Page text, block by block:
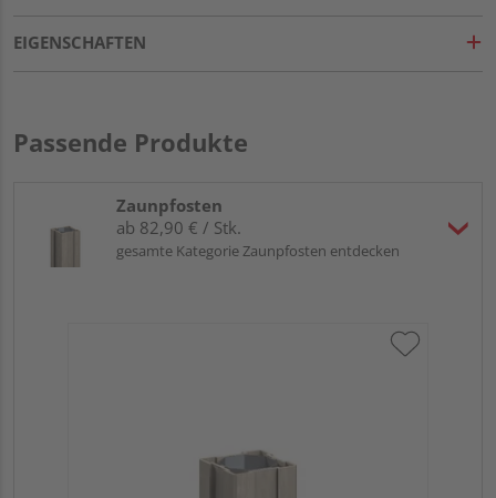
EIGENSCHAFTEN
Passende Produkte
Zaunpfosten
ab 82,90 € / Stk.
gesamte Kategorie Zaunpfosten entdecken